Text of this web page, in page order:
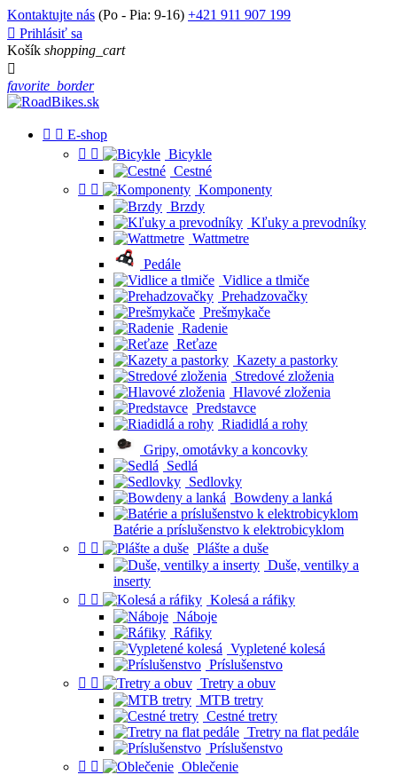
Kontaktujte nás (Po - Pia: 9-16) +421 911 907 199
 Prihlásiť sa
Košík shopping_cart

favorite_border
  E-shop
 
Bicykle
Cestné
 
Komponenty
Brzdy
Kľuky a prevodníky
Wattmetre
Pedále
Vidlice a tlmiče
Prehadzovačky
Prešmykače
Radenie
Reťaze
Kazety a pastorky
Stredové zloženia
Hlavové zloženia
Predstavce
Riadidlá a rohy
Gripy, omotávky a koncovky
Sedlá
Sedlovky
Bowdeny a lanká
Batérie a príslušenstvo k elektrobicyklom
 
Plášte a duše
Duše, ventilky a
inserty
 
Kolesá a ráfiky
Náboje
Ráfiky
Vypletené kolesá
Príslušenstvo
 
Tretry a obuv
MTB tretry
Cestné tretry
Tretry na flat pedále
Príslušenstvo
 
Oblečenie